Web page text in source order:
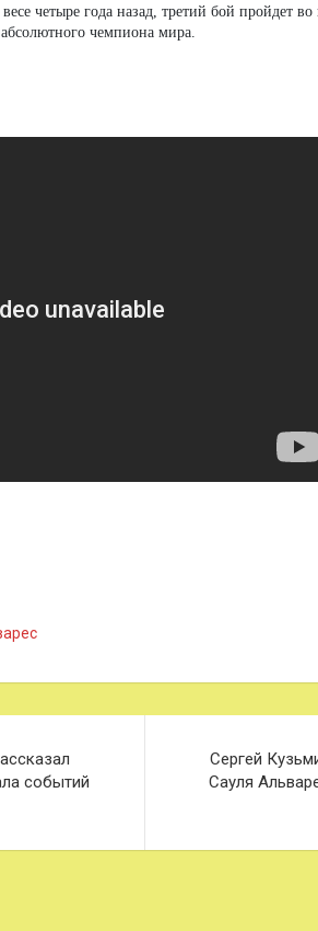
четыре года назад, третий бой пройдет
чемпиона мира.
событий
Сергей
Сауля